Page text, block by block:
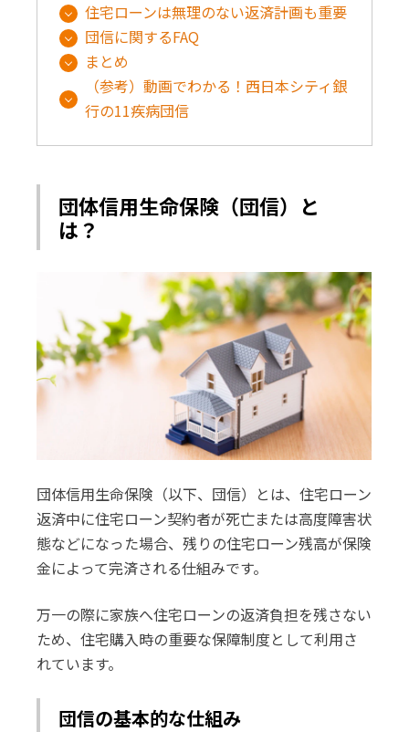
住宅ローンは無理のない返済計画も重要
団信に関するFAQ
まとめ
（参考）動画でわかる！西日本シティ銀
行の11疾病団信
団体信用生命保険（団信）と
は？
団体信用生命保険（以下、団信）とは、住宅ローン
返済中に住宅ローン契約者が死亡または高度障害状
態などになった場合、残りの住宅ローン残高が保険
金によって完済される仕組みです。
万一の際に家族へ住宅ローンの返済負担を残さない
ため、住宅購入時の重要な保障制度として利用さ
れています。
団信の基本的な仕組み